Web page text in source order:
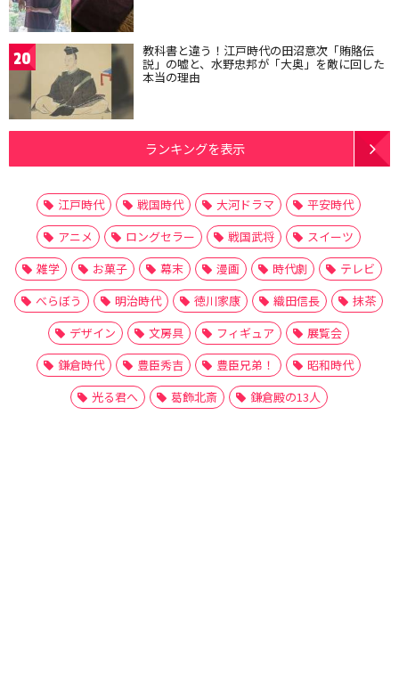
20 教科書と違う！江戸時代の田沼意次「賄賂伝
説」の嘘と、水野忠邦が「大奥」を敵に回した
本当の理由
ランキングを表示
江戸時代 戦国時代 大河ドラマ
平安時代
アニメ
ロングセラー 戦国武将
スイーツ
雑学
お菓子 幕末 漫画 時代劇
テレビ
べらぼう
明治時代 徳川家康 織田信長
抹茶
デザイン
文房具 フィギュア
展覧会
鎌倉時代
豊臣秀吉 豊臣兄弟！
昭和時代
光る君へ
葛飾北斎 鎌倉殿の13人